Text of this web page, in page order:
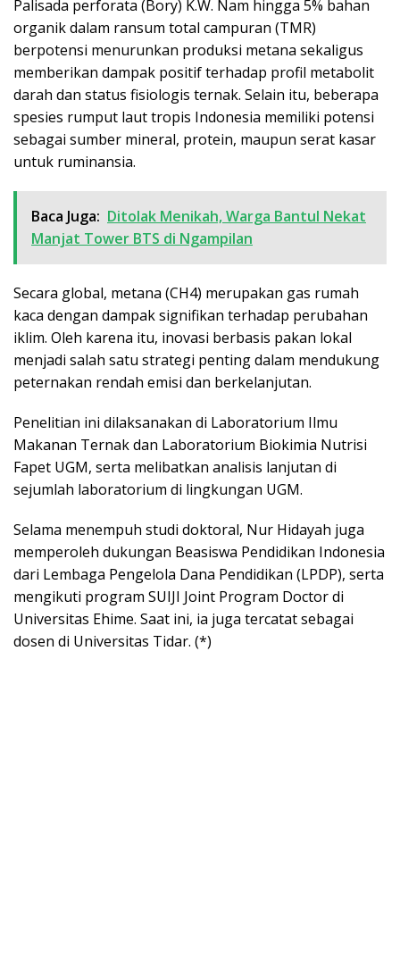
Palisada perforata (Bory) K.W. Nam hingga 5% bahan
organik dalam ransum total campuran (TMR)
berpotensi menurunkan produksi metana sekaligus
memberikan dampak positif terhadap profil metabolit
darah dan status fisiologis ternak. Selain itu, beberapa
spesies rumput laut tropis Indonesia memiliki potensi
sebagai sumber mineral, protein, maupun serat kasar
untuk ruminansia.
Baca Juga: Ditolak Menikah, Warga Bantul Nekat
Manjat Tower BTS di Ngampilan
Secara global, metana (CH4) merupakan gas rumah
kaca dengan dampak signifikan terhadap perubahan
iklim. Oleh karena itu, inovasi berbasis pakan lokal
menjadi salah satu strategi penting dalam mendukung
peternakan rendah emisi dan berkelanjutan.
Penelitian ini dilaksanakan di Laboratorium Ilmu
Makanan Ternak dan Laboratorium Biokimia Nutrisi
Fapet UGM, serta melibatkan analisis lanjutan di
sejumlah laboratorium di lingkungan UGM.
Selama menempuh studi doktoral, Nur Hidayah juga
memperoleh dukungan Beasiswa Pendidikan Indonesia
dari Lembaga Pengelola Dana Pendidikan (LPDP), serta
mengikuti program SUIJI Joint Program Doctor di
Universitas Ehime. Saat ini, ia juga tercatat sebagai
dosen di Universitas Tidar. (*)